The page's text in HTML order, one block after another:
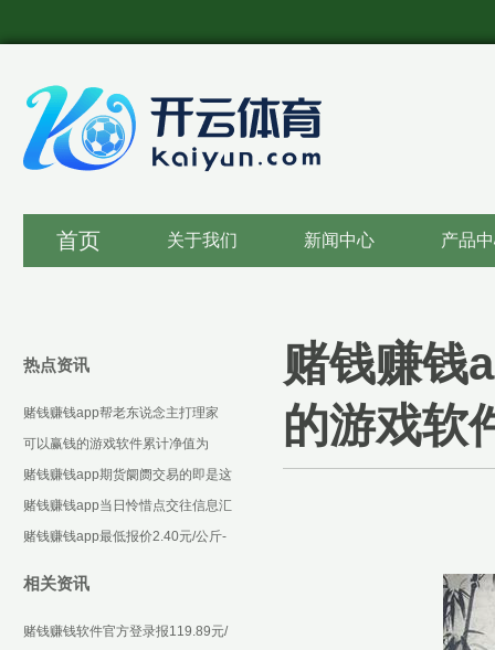
首页 关于我们 新闻中心 产品
赌钱赚钱
的游戏软
热点资讯
赌钱赚钱app帮老东说念主打理家
务-可以赢钱的游戏软件下载
可以赢钱的游戏软件累计净值为
1.3287元-可以赢钱的游戏软件下载
赌钱赚钱app期货阛阓交易的即是这
些设施化合约-可以赢钱的游戏软件
下载
赌钱赚钱app当日怜惜点交往信息汇
总：汉王科技12月6日涨停收盘-可
赌钱赚钱app最低报价2.40元/公斤-
相关资讯
赌钱赚钱软件官方登录报119.89元/